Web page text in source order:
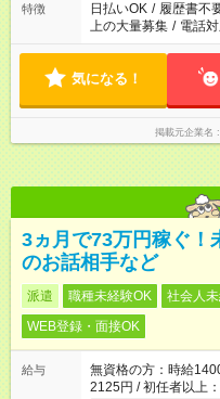
特徴 日払いOK / 履歴書不
上の大量募集 / 電話
気になる！
掲載元企業名
3ヵ月で73万円稼ぐ！
のお話相手など
派遣 職種未経験OK 社会人
WEB登録・面接OK
給与
無資格の方：時給
2125円 / 初任者以上